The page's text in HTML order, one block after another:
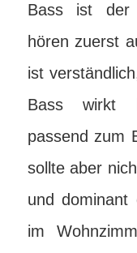
Bass ist der
hören zuerst
ist
Bass wirkt
passend zum
sollte aber
und dominant
im